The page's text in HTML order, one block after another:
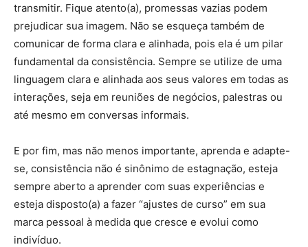
transmitir. Fique atento(a), promessas vazias podem
prejudicar sua imagem. Não se esqueça também de
comunicar de forma clara e alinhada, pois ela é um pilar
fundamental da consistência. Sempre se utilize de uma
linguagem clara e alinhada aos seus valores em todas as
interações, seja em reuniões de negócios, palestras ou
até mesmo em conversas informais.
E por fim, mas não menos importante, aprenda e adapte-
se, consistência não é sinônimo de estagnação, esteja
sempre aberto a aprender com suas experiências e
esteja disposto(a) a fazer “ajustes de curso” em sua
marca pessoal à medida que cresce e evolui como
indivíduo.